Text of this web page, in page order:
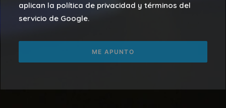
aplican la política de privacidad y términos del
servicio de Google.